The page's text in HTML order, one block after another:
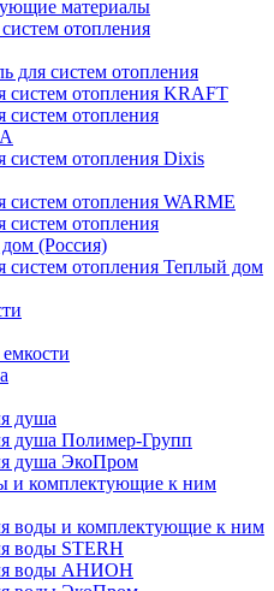
материалы
отопления
для систем отопления
систем отопления KRAFT
систем отопления
систем отопления Dixis
систем отопления WARME
систем отопления
(Россия)
систем отопления Теплый дом
душа
душа Полимер-Групп
душа ЭкоПром
и комплектующие к ним
воды и комплектующие к ним
воды STERH
воды АНИОН